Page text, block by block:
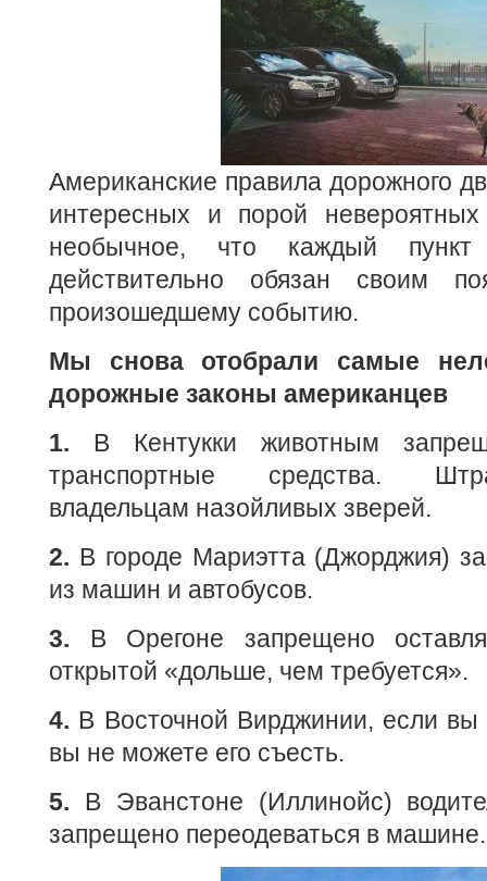
Американские правила дорожного
интересных и порой
необычное, что каждый
действительно обязан своим
произошедшему событию.
Мы снова отобрали самые
дорожные законы американцев
1. В Кентукки животным
транспортные средства.
владельцам назойливых зверей.
2. В городе Мариэтта (Джорджия)
из машин и автобусов.
3. В Орегоне запрещено
открытой «дольше, чем требуется».
4. В Восточной Вирджинии, если вы
вы не можете его съесть.
5. В Эванстоне (Иллинойс)
запрещено переодеваться в машине.